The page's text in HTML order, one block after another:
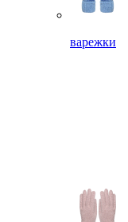
варежки